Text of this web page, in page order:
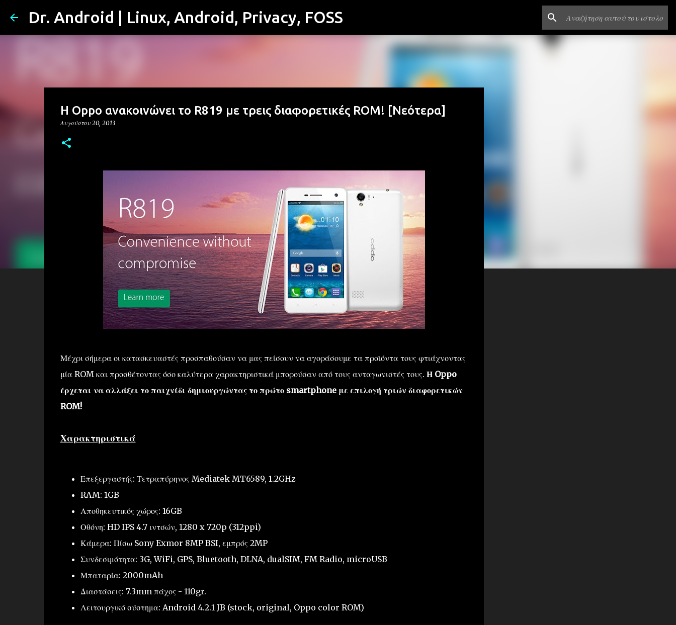
Μετάβαση στο κύριο περιεχόμενο
Dr. Android | Linux, Android, Privacy, FOSS
Η Oppo ανακοινώνει το R819 με τρεις διαφορετικές ROM! [Νεότερα]
Αυγούστου 20, 2013
Μέχρι σήμερα οι κατασκευαστές προσπαθούσαν να μας πείσουν να αγοράσουμε τα προϊόντα τους φτιάχνοντας
μία ROM και προσθέτοντας όσο καλύτερα χαρακτηριστικά μπορούσαν από τους ανταγωνιστές τους. Η Oppo
έρχεται να αλλάξει το παιχνίδι δημιουργώντας το πρώτο smartphone με επιλογή τριών διαφορετικών
ROM!
Χαρακτηριστικά
Επεξεργαστής: Τετραπύρηνος Mediatek MT6589, 1.2GHz
RAM: 1GB
Αποθηκευτικός χώρος: 16GB
Οθόνη: HD IPS 4.7 ιντσών, 1280 x 720p (312ppi)
Κάμερα: Πίσω Sony Exmor 8MP BSI, εμπρός 2MP
Συνδεσιμότητα: 3G, WiFi, GPS, Bluetooth, DLNA, dualSIM, FM Radio, microUSB
Μπαταρία: 2000mAh
Διαστάσεις: 7.3mm πάχος - 110gr.
Λειτουργικό σύστημα: Android 4.2.1 JB (stock, original, Oppo color ROM)